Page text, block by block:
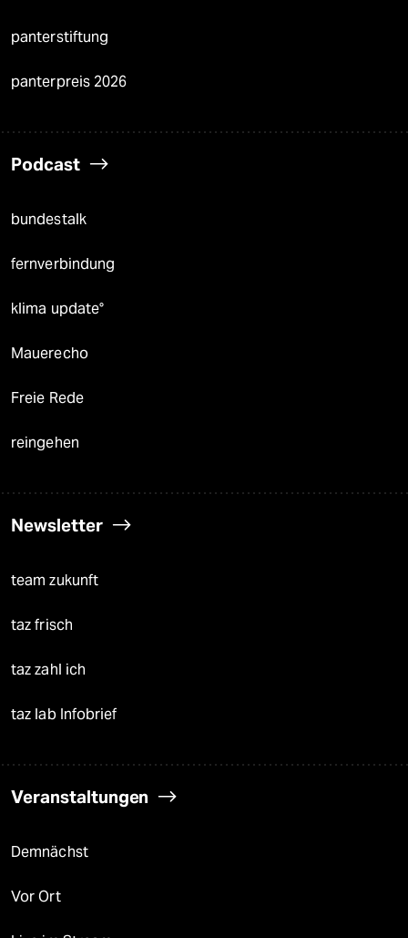
panterstiftung
panterpreis 2026
Podcast
bundestalk
fernverbindung
klima update°
Mauerecho
Freie Rede
reingehen
Newsletter
team zukunft
taz frisch
taz zahl ich
taz lab Infobrief
Veranstaltungen
Demnächst
Vor Ort